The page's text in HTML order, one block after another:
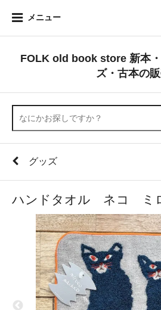
メニュー
FOLK old book store 新本
ズ・古本の
グッズ
ハンドタオル ネコ ミ